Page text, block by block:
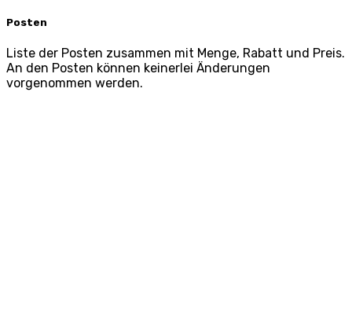
Posten
Liste der Posten zusammen mit Menge, Rabatt und Preis.
An den Posten können keinerlei Änderungen
vorgenommen werden.